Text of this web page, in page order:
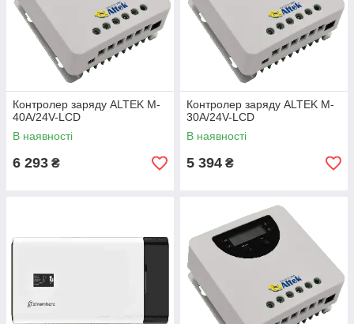
Контролер заряду ALTEK M-
40А/24V-LCD
В наявності
6 293 ₴
Контролер заряду ALTEK M-
30А/24V-LCD
В наявності
5 394 ₴